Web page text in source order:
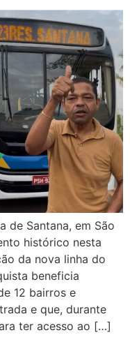
de Santana, em São
histórico nesta
da nova linha do
beneficia
12 bairros e
e que, durante
ter acesso ao […]